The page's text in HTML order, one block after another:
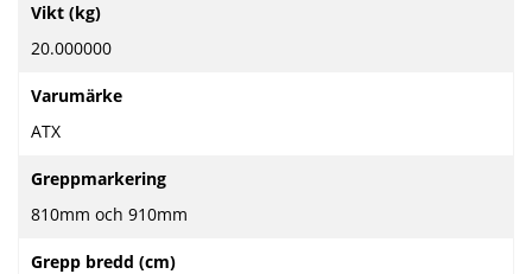
information
Vikt (kg)
20.000000
Varumärke
ATX
Greppmarkering
810mm och 910mm
Grepp bredd (cm)